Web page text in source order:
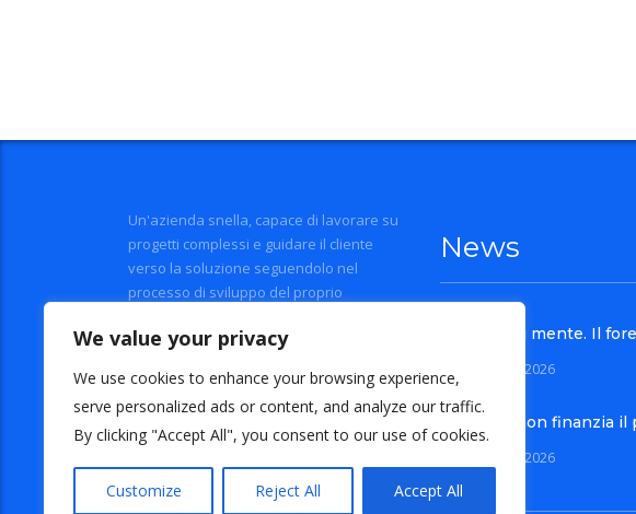
We value your privacy
We use cookies to enhance your browsing experience,
serve personalized ads or content, and analyze our traffic.
By clicking "Accept All", you consent to our use of cookies.
Customize Reject All Accept All
Un'azienda snella, capace di lavorare su
progetti complessi e guidare il cliente
verso la soluzione seguendolo nel
processo di sviluppo del proprio
News
Il budget ti mente. Il
2 Agosto 2026
La banca non finanzia il
25 Luglio 2026